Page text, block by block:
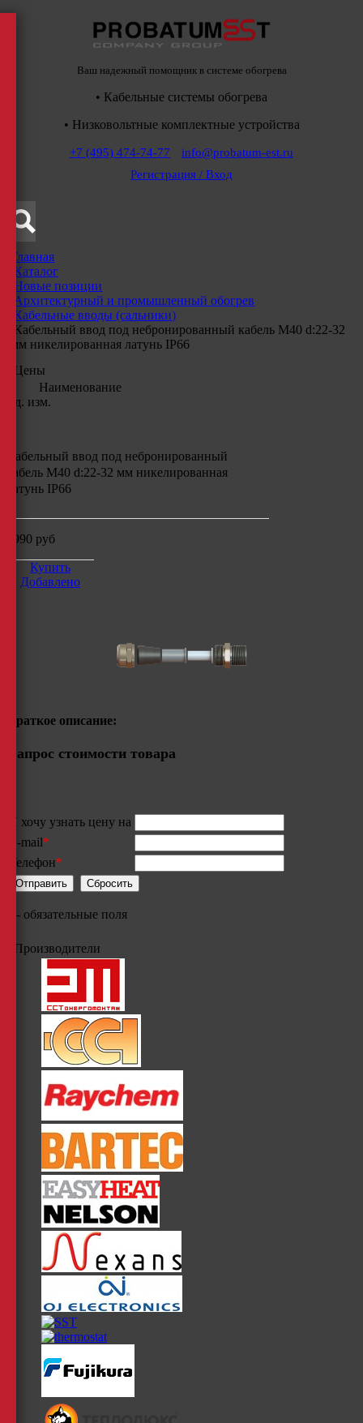
Ваш надежный помощник в системе обогрева
• Кабельные системы обогрева
• Низковольтные комплектные устройства
+7 (495) 474-74-77
info@probatum-est.ru
Регистрация / Вход
Главная
Каталог
Новые позиции
Архитектурный и промышленный обогрев
Кабельные вводы (сальники)
Кабельный ввод под небронированный кабель M40 d:22-32
мм никелированная латунь IP66
Цены
Наименование
Ед. изм.
Кабельный ввод под небронированный
кабель M40 d:22-32 мм никелированная
латунь IP66
1990 руб
Купить
Добавлено
Краткое описание:
Запрос стоимости товара
Я хочу узнать цену на
E-mail*
Телефон*
- обязательные поля
Производители